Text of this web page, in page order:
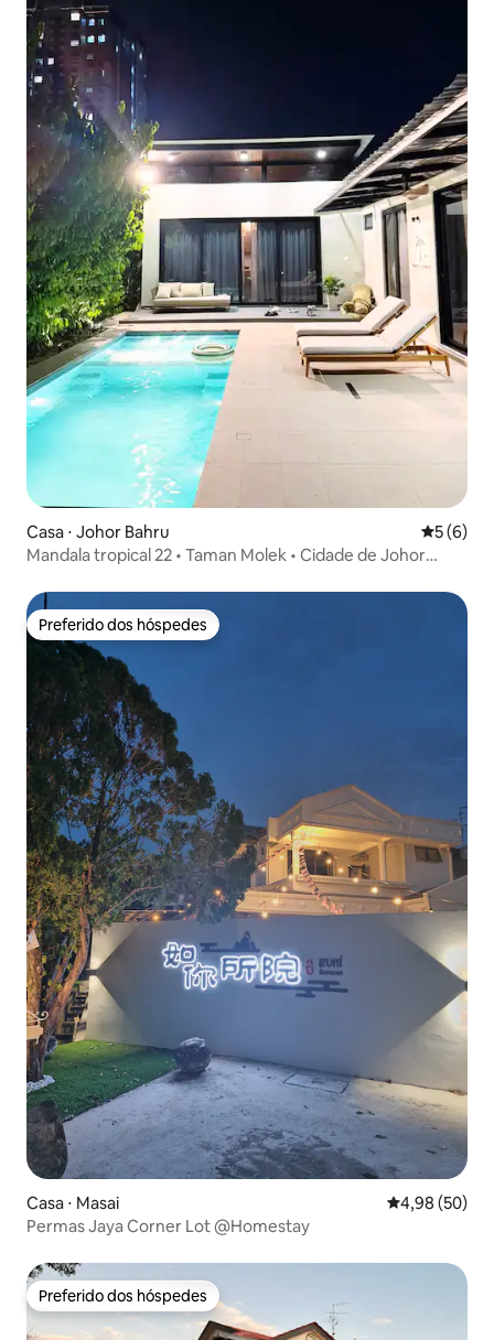
Casa ⋅ Johor Bahru 5 de
5 (6)
Mandala tropical 22 • Taman Molek • Cidade de Johor
Preferido dos hóspedes
Preferido dos hóspedes
Casa ⋅ Masai 4,98 de uma
4,98 (50)
Permas Jaya Corner Lot @Homestay
Preferido dos hóspedes
Preferido dos hóspedes